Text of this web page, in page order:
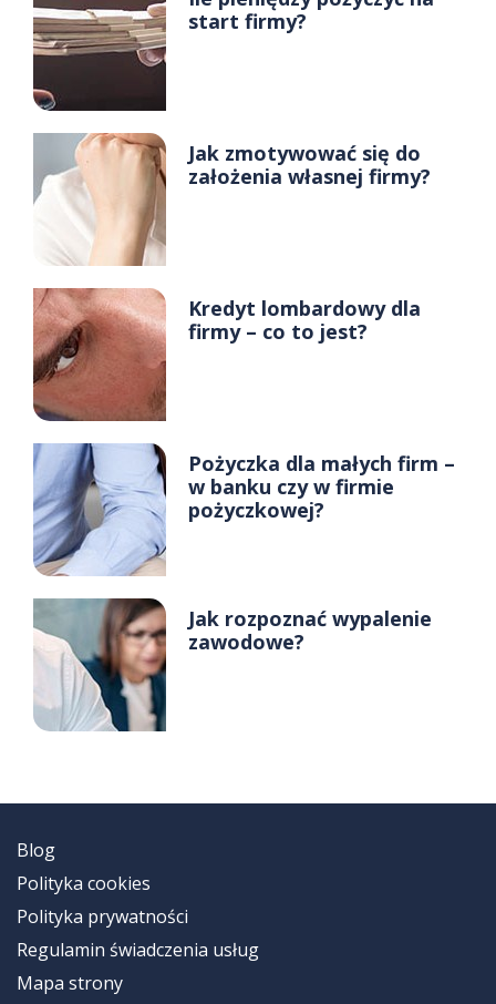
start firmy?
Jak zmotywować się do
założenia własnej firmy?
Kredyt lombardowy dla
firmy – co to jest?
Pożyczka dla małych firm –
w banku czy w firmie
pożyczkowej?
Jak rozpoznać wypalenie
zawodowe?
Blog
Polityka cookies
Polityka prywatności
Regulamin świadczenia usług
Mapa strony